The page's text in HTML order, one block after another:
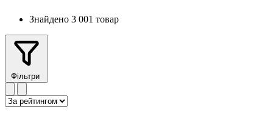
Знайдено 3 001 товар
Фільтри